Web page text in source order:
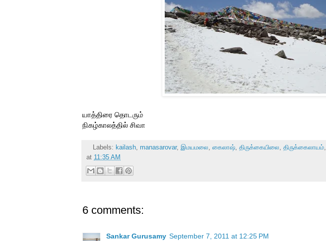
யாத்திரை தொடரும்
நிகழ்காலத்தில் சிவா
Labels: kailash, manasarovar, இமயமலை, கைலாஷ், திருக்கையிலை, திருக்கைலாயம்,
at 11:35 AM
6 comments:
Sankar Gurusamy September 7, 2011 at 12:25 PM